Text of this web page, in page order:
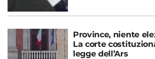
Province, niente
La corte
legge dell’Ars